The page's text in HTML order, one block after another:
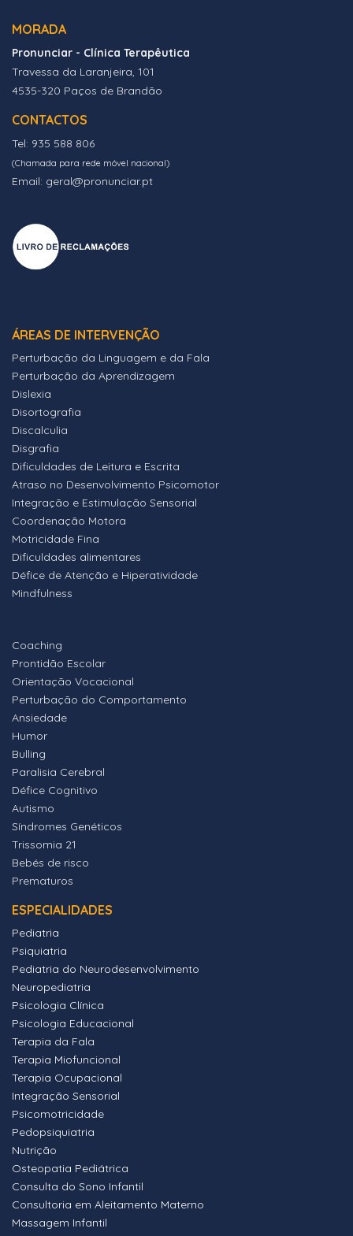
MORADA
Pronunciar - Clínica Terapêutica
Travessa da Laranjeira, 101
4535-320 Paços de Brandão
CONTACTOS
Tel: 935 588 806
(Chamada para rede móvel nacional)
Email: geral@pronunciar.pt
ÁREAS DE INTERVENÇÃO
Perturbação da Linguagem e da Fala
Perturbação da Aprendizagem
Dislexia
Disortografia
Discalculia
Disgrafia
Dificuldades de Leitura e Escrita
Atraso no Desenvolvimento Psicomotor
Integração e Estimulação Sensorial
Coordenação Motora
Motricidade Fina
Dificuldades alimentares
Défice de Atenção e Hiperatividade
Mindfulness
Coaching
Prontidão Escolar
Orientação Vocacional
Perturbação do Comportamento
Ansiedade
Humor
Bulling
Paralisia Cerebral
Défice Cognitivo
Autismo
Síndromes Genéticos
Trissomia 21
Bebés de risco
Prematuros
ESPECIALIDADES
Pediatria
Psiquiatria
Pediatria do Neurodesenvolvimento
Neuropediatria
Psicologia Clínica
Psicologia Educacional
Terapia da Fala
Terapia Miofuncional
Terapia Ocupacional
Integração Sensorial
Psicomotricidade
Pedopsiquiatria
Nutrição
Osteopatia Pediátrica
Consulta do Sono Infantil
Consultoria em Aleitamento Materno
Massagem Infantil